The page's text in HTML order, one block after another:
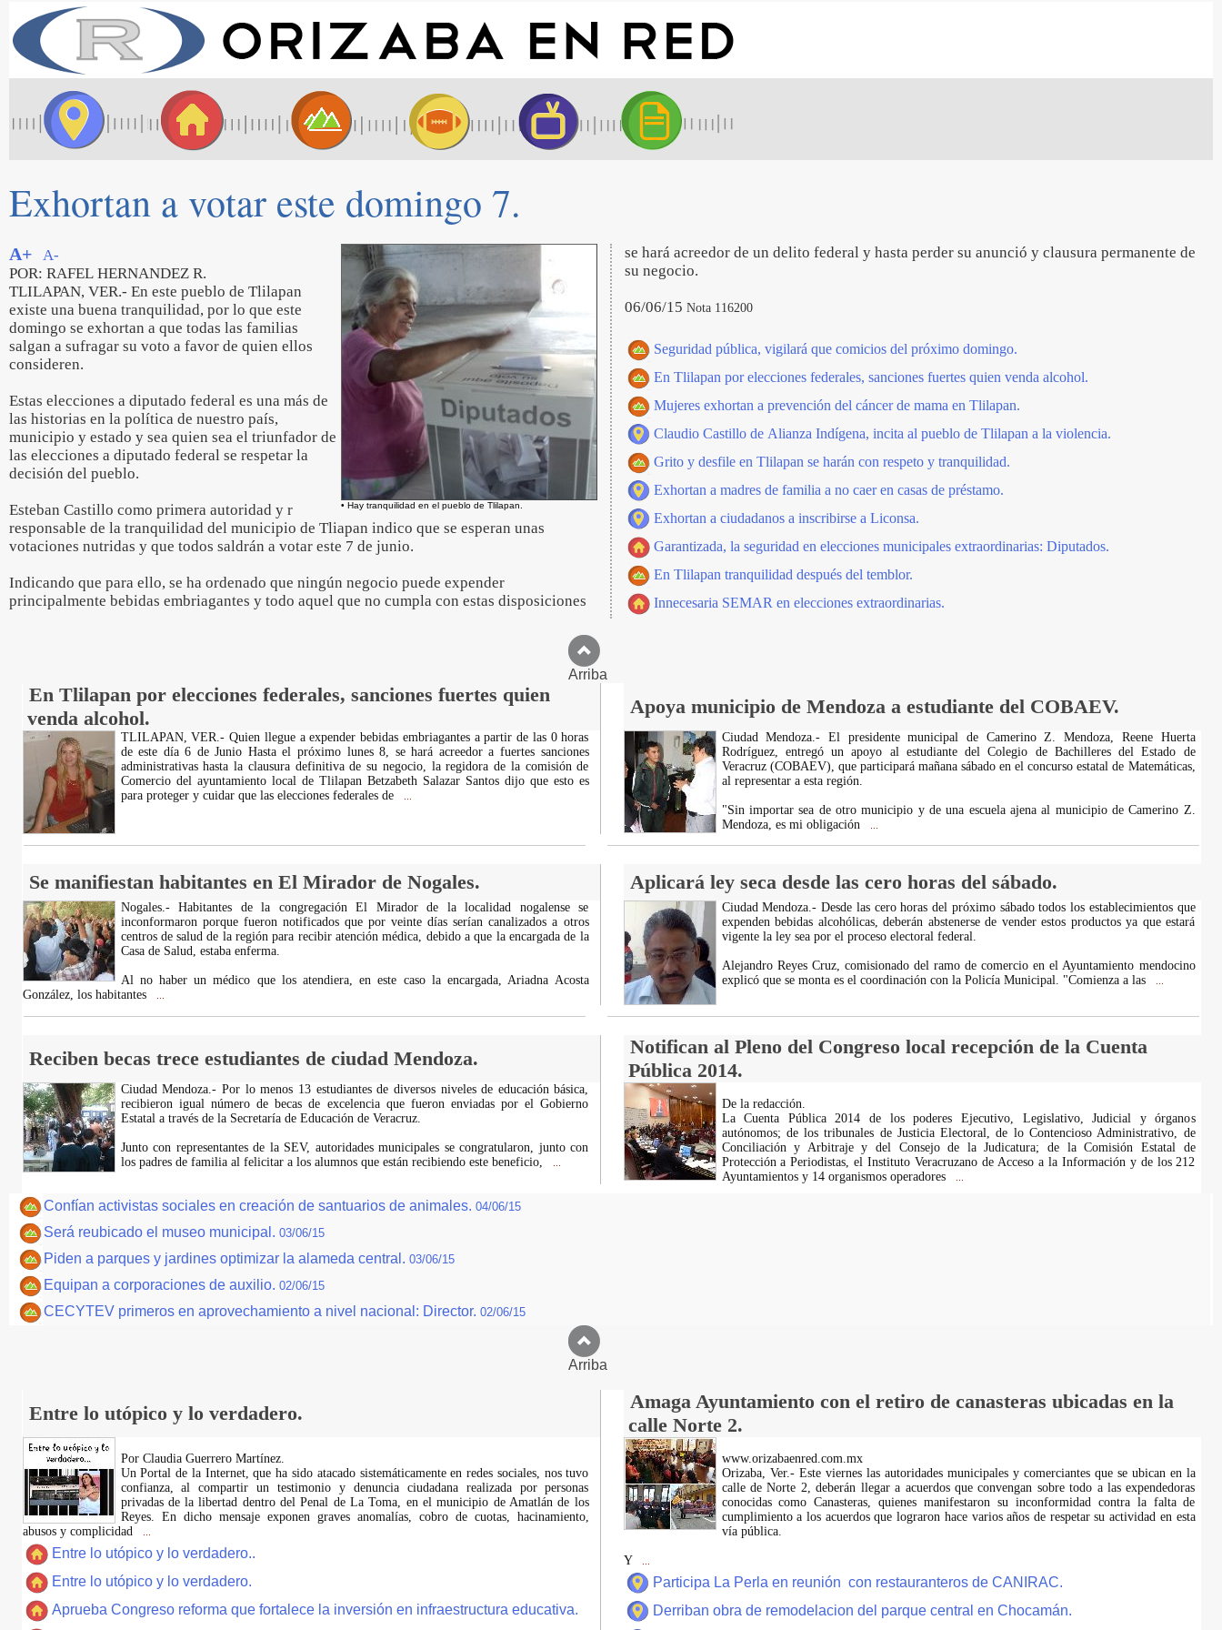
Exhortan a votar este domingo 7.
• Hay tranquilidad en el pueblo de Tlilapan.
A+
A-
POR: RAFEL HERNANDEZ R.
TLILAPAN, VER.- En este pueblo de Tlilapan
existe una buena tranquilidad, por lo que este
domingo se exhortan a que todas las familias
salgan a sufragar su voto a favor de quien ellos
consideren.
Estas elecciones a diputado federal es una más de
las historias en la política de nuestro país,
municipio y estado y sea quien sea el triunfador de
las elecciones a diputado federal se respetar la
decisión del pueblo.
Esteban Castillo como primera autoridad y r
responsable de la tranquilidad del municipio de Tliapan indico que se esperan unas
votaciones nutridas y que todos saldrán a votar este 7 de junio.
Indicando que para ello, se ha ordenado que ningún negocio puede expender
principalmente bebidas embriagantes y todo aquel que no cumpla con estas disposiciones
se hará acreedor de un delito federal y hasta perder su anunció y clausura permanente de
su negocio.
06/06/15 Nota 116200
Seguridad pública, vigilará que comicios del próximo domingo.
En Tlilapan por elecciones federales, sanciones fuertes quien venda alcohol.
Mujeres exhortan a prevención del cáncer de mama en Tlilapan.
Claudio Castillo de Alianza Indígena, incita al pueblo de Tlilapan a la violencia.
Grito y desfile en Tlilapan se harán con respeto y tranquilidad.
Exhortan a madres de familia a no caer en casas de préstamo.
Exhortan a ciudadanos a inscribirse a Liconsa.
Garantizada, la seguridad en elecciones municipales extraordinarias: Diputados.
En Tlilapan tranquilidad después del temblor.
Innecesaria SEMAR en elecciones extraordinarias.
Arriba
En Tlilapan por elecciones federales, sanciones fuertes quien
venda alcohol.
Apoya municipio de Mendoza a estudiante del COBAEV.
TLILAPAN, VER.- Quien llegue a expender bebidas embriagantes a partir de las 0 horas
de este día 6 de Junio Hasta el próximo lunes 8, se hará acreedor a fuertes sanciones
administrativas hasta la clausura definitiva de su negocio, la regidora de la comisión de
Comercio del ayuntamiento local de Tlilapan Betzabeth Salazar Santos dijo que esto es
para proteger y cuidar que las elecciones federales de
Ciudad Mendoza.- El presidente municipal de Camerino Z. Mendoza, Reene Huerta
Rodríguez, entregó un apoyo al estudiante del Colegio de Bachilleres del Estado de
Veracruz (COBAEV), que participará mañana sábado en el concurso estatal de Matemáticas,
al representar a esta región.
"Sin importar sea de otro municipio y de una escuela ajena al municipio de Camerino Z.
Mendoza, es mi obligación
Se manifiestan habitantes en El Mirador de Nogales. Aplicará ley seca desde las cero horas del sábado.
Nogales.- Habitantes de la congregación El Mirador de la localidad nogalense se
inconformaron porque fueron notificados que por veinte días serían canalizados a otros
centros de salud de la región para recibir atención médica, debido a que la encargada de la
Casa de Salud, estaba enferma.
Al no haber un médico que los atendiera, en este caso la encargada, Ariadna Acosta
González, los habitantes
Ciudad Mendoza.- Desde las cero horas del próximo sábado todos los establecimientos que
expenden bebidas alcohólicas, deberán abstenerse de vender estos productos ya que estará
vigente la ley sea por el proceso electoral federal.
Alejandro Reyes Cruz, comisionado del ramo de comercio en el Ayuntamiento mendocino
explicó que se monta es el coordinación con la Policía Municipal. "Comienza a las
Reciben becas trece estudiantes de ciudad Mendoza.
Notifican al Pleno del Congreso local recepción de la Cuenta
Pública 2014.
Ciudad Mendoza.- Por lo menos 13 estudiantes de diversos niveles de educación básica,
recibieron igual número de becas de excelencia que fueron enviadas por el Gobierno
Estatal a través de la Secretaría de Educación de Veracruz.
Junto con representantes de la SEV, autoridades municipales se congratularon, junto con
los padres de familia al felicitar a los alumnos que están recibiendo este beneficio,
De la redacción.
La Cuenta Pública 2014 de los poderes Ejecutivo, Legislativo, Judicial y órganos
autónomos; de los tribunales de Justicia Electoral, de lo Contencioso Administrativo, de
Conciliación y Arbitraje y del Consejo de la Judicatura; de la Comisión Estatal de
Protección a Periodistas, el Instituto Veracruzano de Acceso a la Información y de los 212
Ayuntamientos y 14 organismos operadores
Confían activistas sociales en creación de santuarios de animales. 04/06/15
Será reubicado el museo municipal. 03/06/15
Piden a parques y jardines optimizar la alameda central. 03/06/15
Equipan a corporaciones de auxilio. 02/06/15
CECYTEV primeros en aprovechamiento a nivel nacional: Director. 02/06/15
Arriba
Entre lo utópico y lo verdadero.
Amaga Ayuntamiento con el retiro de canasteras ubicadas en la
calle Norte 2.
Por Claudia Guerrero Martínez.
​Un Portal de la Internet, que ha sido atacado sistemáticamente en redes sociales, nos tuvo
confianza, al compartir un testimonio y denuncia ciudadana realizada por personas
privadas de la libertad dentro del Penal de La Toma, en el municipio de Amatlán de los
Reyes. En dicho mensaje exponen graves anomalías, cobro de cuotas, hacinamiento,
abusos y complicidad
Entre lo utópico y lo verdadero..
Entre lo utópico y lo verdadero.
Aprueba Congreso reforma que fortalece la inversión en infraestructura educativa.
www.orizabaenred.com.mx
Orizaba, Ver.- Este viernes las autoridades municipales y comerciantes que se ubican en la
calle de Norte 2, deberán llegar a acuerdos que convengan sobre todo a las expendedoras
conocidas como Canasteras, quienes manifestaron su inconformidad contra la falta de
cumplimiento a los acuerdos que lograron hace varios años de respetar su actividad en esta
vía pública.
Y
Participa La Perla en reunión con restauranteros de CANIRAC.
Derriban obra de remodelacion del parque central en Chocamán.